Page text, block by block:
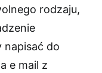
rodzaju,
napisać do
e mail z